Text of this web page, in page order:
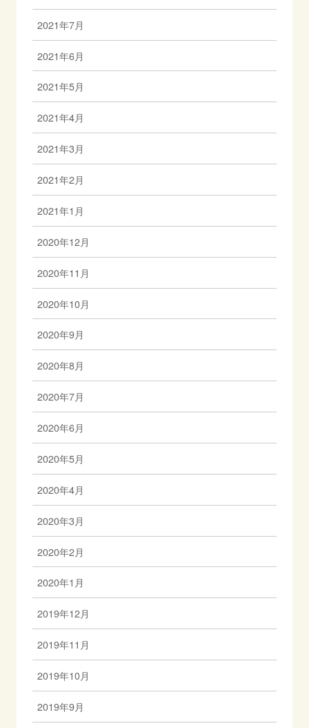
2021年7月
2021年6月
2021年5月
2021年4月
2021年3月
2021年2月
2021年1月
2020年12月
2020年11月
2020年10月
2020年9月
2020年8月
2020年7月
2020年6月
2020年5月
2020年4月
2020年3月
2020年2月
2020年1月
2019年12月
2019年11月
2019年10月
2019年9月